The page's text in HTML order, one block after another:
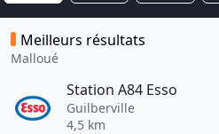
Meilleurs résultats
Malloué
Station A84 Esso
Guilberville
4,5 km